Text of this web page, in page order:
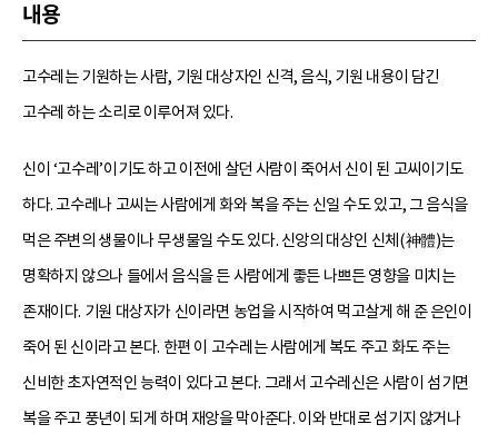
내용
고수레는 기원하는 사람, 기원 대상자인 신격, 음식, 기원 내용이 담긴
고수레 하는 소리로 이루어져 있다.
신이 ‘고수레’이기도 하고 이전에 살던 사람이 죽어서 신이 된 고씨이기도
하다. 고수레나 고씨는 사람에게 화와 복을 주는 신일 수도 있고, 그 음식을
먹은 주변의 생물이나 무생물일 수도 있다. 신앙의 대상인 신체(神體)는
명확하지 않으나 들에서 음식을 든 사람에게 좋든 나쁘든 영향을 미치는
존재이다. 기원 대상자가 신이라면 농업을 시작하여 먹고살게 해 준 은인이
죽어 된 신이라고 본다. 한편 이 고수레는 사람에게 복도 주고 화도 주는
신비한 초자연적인 능력이 있다고 본다. 그래서 고수레신은 사람이 섬기면
복을 주고 풍년이 되게 하며 재앙을 막아준다. 이와 반대로 섬기지 않거나